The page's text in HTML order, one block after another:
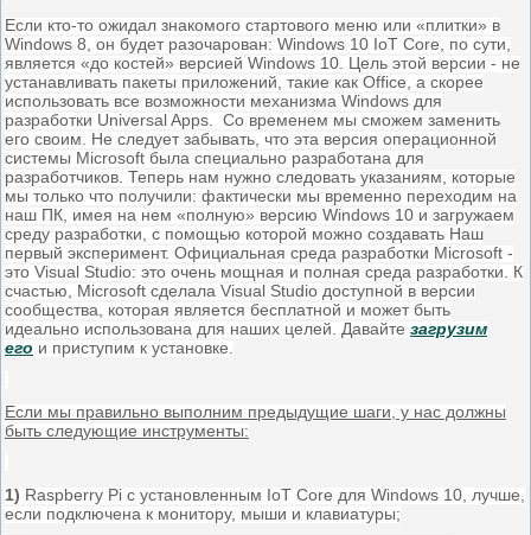
Если кто-то ожидал знакомого стартового меню или «плитки» в
Windows 8, он будет разочарован: Windows 10 IoT Core, по сути,
является «до костей» версией Windows 10. Цель этой версии - не
устанавливать пакеты приложений, такие как Office, а скорее
использовать все возможности механизма Windows для
разработки Universal Apps. Со временем мы сможем заменить
его своим. Не следует забывать, что эта версия операционной
системы Microsoft была специально разработана для
разработчиков. Теперь нам нужно следовать указаниям, которые
мы только что получили: фактически мы временно переходим на
наш ПК, имея на нем «полную» версию Windows 10 и загружаем
среду разработки, с помощью которой можно создавать Наш
первый эксперимент. Официальная среда разработки Microsoft -
это Visual Studio: это очень мощная и полная среда разработки. К
счастью, Microsoft сделала Visual Studio доступной в версии
сообщества, которая является бесплатной и может быть
идеально использована для наших целей. Давайте загрузим
его и приступим к установке.
Если мы правильно выполним предыдущие шаги, у нас должны
быть следующие инструменты:
1) Raspberry Pi с установленным IoT Core для Windows 10, лучше,
если подключена к монитору, мыши и клавиатуры;